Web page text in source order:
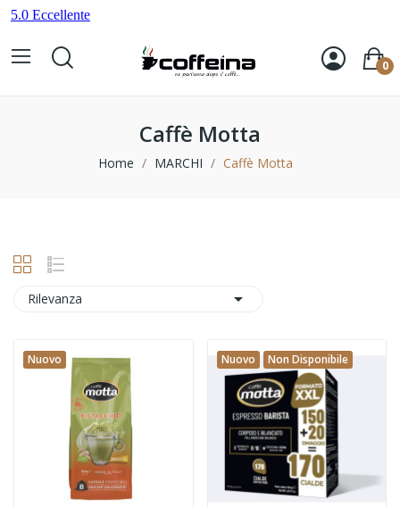
0
Caffè Motta
Home MARCHI Caffè Motta
Rilevanza 
Nuovo Nuovo Non Disponibile